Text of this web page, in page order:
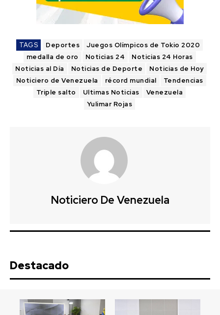
TAGS Deportes
Juegos Olímpicos de Tokio 2020
medalla de oro
Noticias 24
Noticias 24 Horas
Noticias al Día
Noticias de Deporte
Noticias de Hoy
Noticiero de Venezuela
récord mundial
Tendencias
Triple salto
Ultimas Noticias
Venezuela
Yulimar Rojas
Noticiero De Venezuela
Destacado